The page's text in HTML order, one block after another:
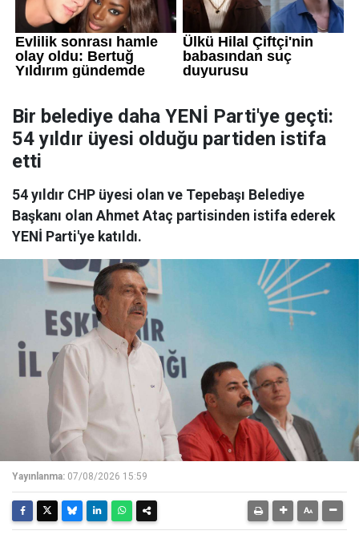
Bir belediye daha YENİ Parti'ye geçti:
54 yıldır üyesi olduğu partiden istifa
etti
54 yıldır CHP üyesi olan ve Tepebaşı Belediye
Başkanı olan Ahmet Ataç partisinden istifa ederek
YENİ Parti'ye katıldı.
Yayınlanma: 07/08/2026 15:59